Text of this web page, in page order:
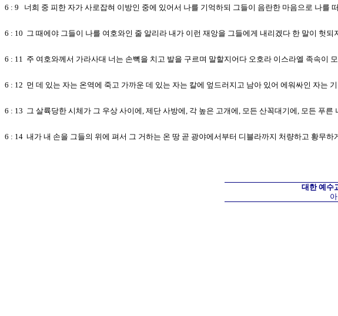
6 : 9 너희 중 피한 자가 사로잡혀 이방인 중에 있어서 나를 기억하되 그들이 음란한 마음으로 나를
6 : 10 그 때에야 그들이 나를 여호와인 줄 알리라 내가 이런 재앙을 그들에게 내리겠다 한 말이 헛되
6 : 11 주 여호와께서 가라사대 너는 손뼉을 치고 발을 구르며 말할지어다 오호라 이스라엘 족속이
6 : 12 먼 데 있는 자는 온역에 죽고 가까운 데 있는 자는 칼에 엎드러지고 남아 있어 에워싸인 자는
6 : 13 그 살륙당한 시체가 그 우상 사이에, 제단 사방에, 각 높은 고개에, 모든 산꼭대기에, 모든 푸
6 : 14 내가 내 손을 그들의 위에 펴서 그 거하는 온 땅 곧 광야에서부터 디블라까지 처량하고 황무
대한 예수